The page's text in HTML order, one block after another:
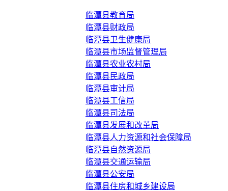
临潭县教育局
临潭县财政局
临潭县卫生健康局
临潭县市场监督管理局
临潭县农业农村局
临潭县民政局
临潭县审计局
临潭县工信局
临潭县司法局
临潭县发展和改革局
临潭县人力资源和社会保障局
临潭县自然资源局
临潭县交通运输局
临潭县公安局
临潭县住房和城乡建设局